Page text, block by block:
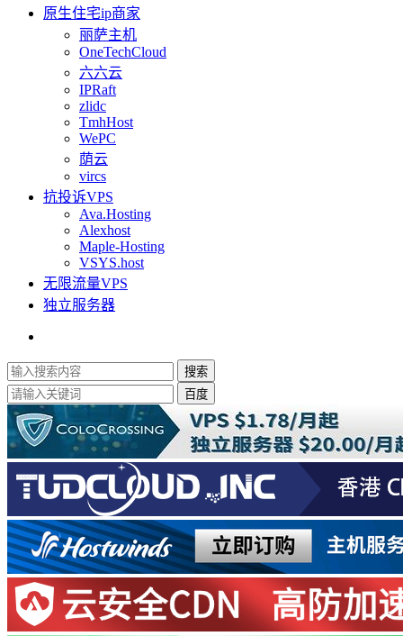
原生住宅ip商家
丽萨主机
OneTechCloud
六六云
IPRaft
zlidc
TmhHost
WePC
荫云
vircs
抗投诉VPS
Ava.Hosting
Alexhost
Maple-Hosting
VSYS.host
无限流量VPS
独立服务器